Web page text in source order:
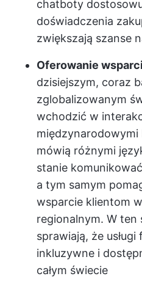
chatboty
doświadczenia
zwiększają szanse
Oferowanie
dzisiejszym, coraz
zglobalizowanym
wchodzić w
mówią różnymi
stanie
a tym samym
wsparcie klientom
regionalnym. W
sprawiają, że
inkluzywne i
całym świecie